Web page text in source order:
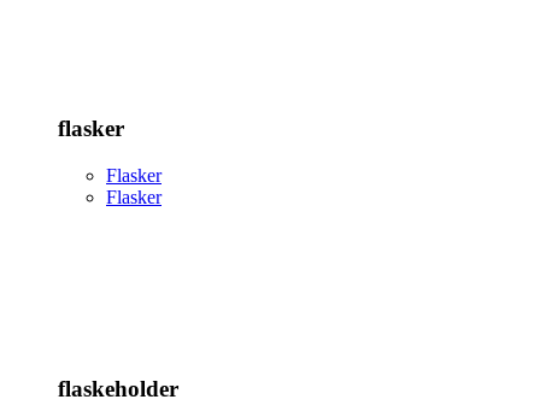
flasker
Flasker
Flasker
flaskeholder